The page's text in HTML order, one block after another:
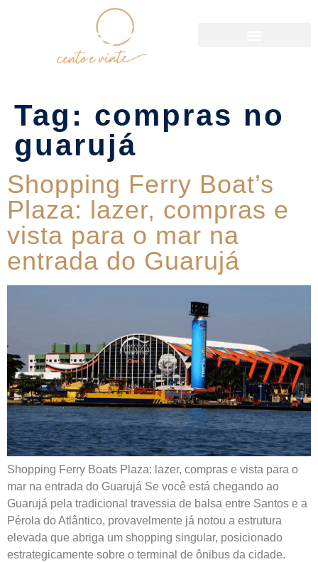
Tag: compras no
guarujá
Shopping Ferry Boat’s
Plaza: lazer, compras e
vista para o mar na
entrada do Guarujá
Shopping Ferry Boats Plaza: lazer, compras e vista para o
mar na entrada do Guarujá Se você está chegando ao
Guarujá pela tradicional travessia de balsa entre Santos e a
Pérola do Atlântico, provavelmente já notou a estrutura
elevada que abriga um shopping singular, posicionado
estrategicamente sobre o terminal de ônibus da cidade.